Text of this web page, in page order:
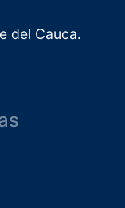
del Cauca.